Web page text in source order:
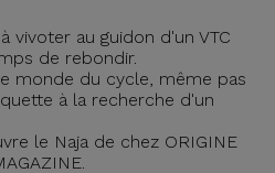
vivoter au guidon d'un VTC
de rebondir.
monde du cycle, même pas
à la recherche d'un
le Naja de chez ORIGINE